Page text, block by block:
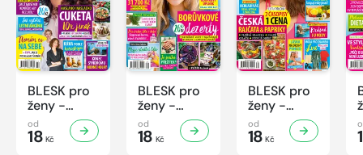
BLESK pro
ženy -
32/2026
od
18 Kč
BLESK pro
ženy -
31/2026
od
18 Kč
BLESK pro
ženy -
30/2026
od
18 Kč